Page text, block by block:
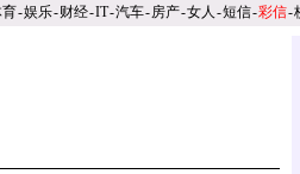
-娱乐-财经-IT-汽车-房产-女人 -短信-彩信-